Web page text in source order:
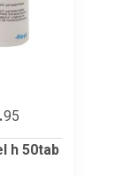
95
h 50tab